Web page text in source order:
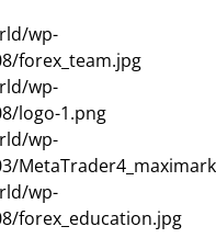
wp-
forex_team.jpg
wp-
logo-1.png
wp-
wp-
forex_education.jpg